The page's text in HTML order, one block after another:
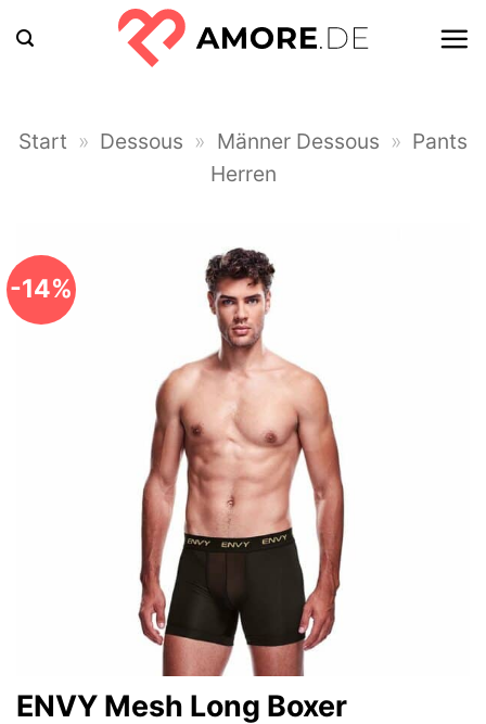
Inhalt
Start » Dessous » Männer Dessous » Pants
Herren
-14%
ENVY Mesh Long Boxer